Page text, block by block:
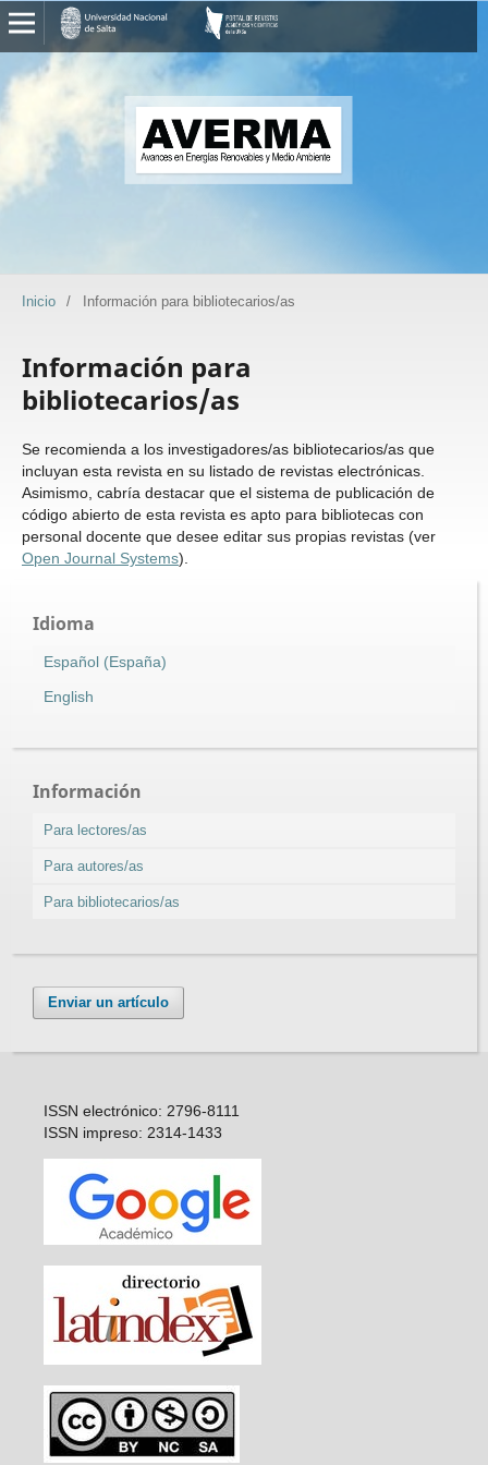
Inicio / Información para bibliotecarios/as
Información para
bibliotecarios/as
Se recomienda a los investigadores/as bibliotecarios/as que
incluyan esta revista en su listado de revistas electrónicas.
Asimismo, cabría destacar que el sistema de publicación de
código abierto de esta revista es apto para bibliotecas con
personal docente que desee editar sus propias revistas (ver
Open Journal Systems).
Idioma
Español (España)
English
Información
Para lectores/as
Para autores/as
Para bibliotecarios/as
Enviar un artículo
ISSN electrónico: 2796-8111
ISSN impreso: 2314-1433